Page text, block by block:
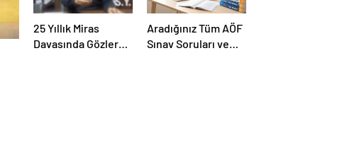
25 Yıllık Miras
Davasında Gözler
Aradığınız Tüm AÖF
Sınav Soruları ve